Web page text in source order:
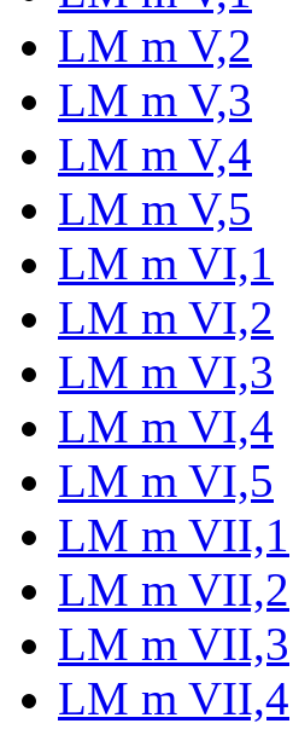
LM m V,2
LM m V,3
LM m V,4
LM m V,5
LM m VI,1
LM m VI,2
LM m VI,3
LM m VI,4
LM m VI,5
LM m VII,1
LM m VII,2
LM m VII,3
LM m VII,4